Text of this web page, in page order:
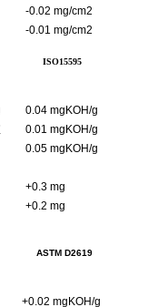
mg/cm2
mg/cm2
0.04 mgKOH/g
0.01 mgKOH/g
0.05 mgKOH/g
mg
mg
ASTM D2619
+0.02 mgKOH/g